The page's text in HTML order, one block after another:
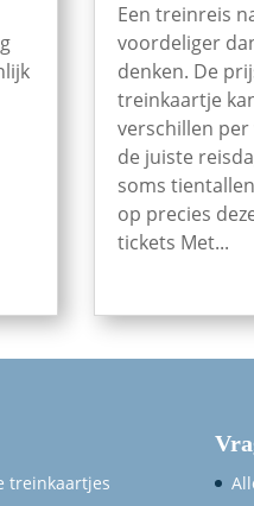
Een treinreis
voordeliger
denken. De
treinkaartje
verschillen
de juiste
soms
op precies
tickets Met...
treinkaartjes